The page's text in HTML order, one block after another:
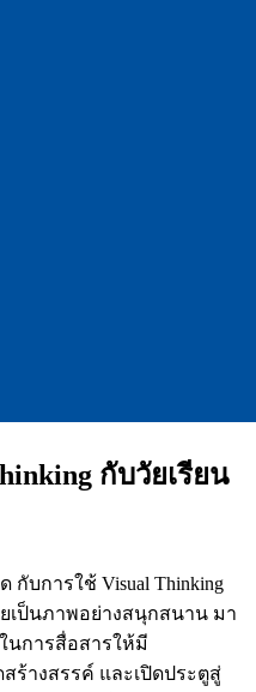
กับวัยเรียน
บการใช้ Visual Thinking
เป็นภาพอย่างสนุกสนาน มา
นการสื่อสารให้มี
ร้างสรรค์ และเปิดประตูสู่